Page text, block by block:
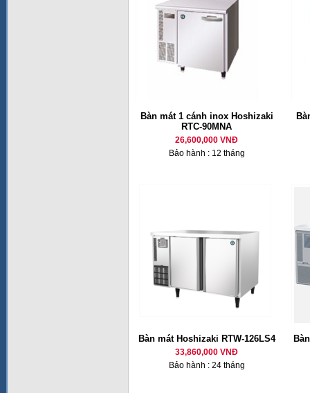
Bàn mát 1 cánh inox Hoshizaki
RTC-90MNA
26,600,000 VNĐ
Bảo hành : 12 tháng
Bàn mát Hoshizaki RTW-126LS4
33,860,000 VNĐ
Bảo hành : 24 tháng